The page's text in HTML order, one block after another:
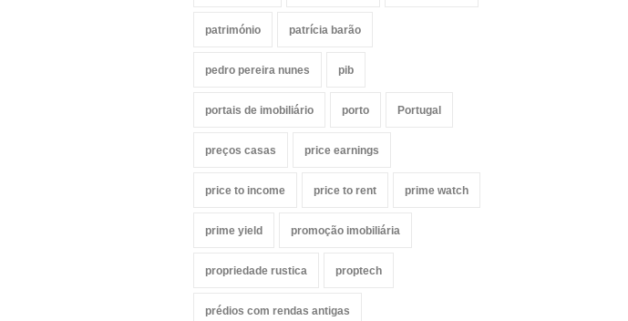
património patrícia barão
pedro pereira nunes pib
portais de imobiliário porto Portugal
preços casas price earnings
price to income price to rent prime watch
prime yield promoção imobiliária
propriedade rustica proptech
prédios com rendas antigas